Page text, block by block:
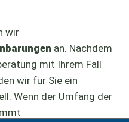
wir
an. Nachdem
mit Ihrem Fall
wir für Sie ein
Wenn der Umfang der